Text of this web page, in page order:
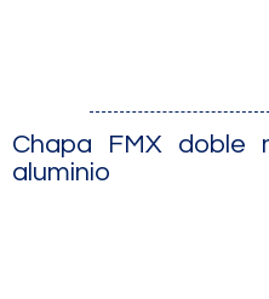
Chapa FMX doble
aluminio